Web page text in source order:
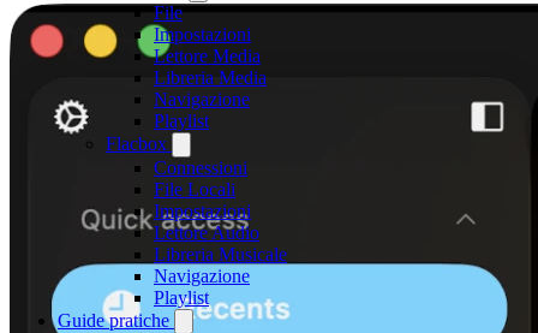
File
Impostazioni
Lettore Media
Libreria Media
Navigazione
Playlist
Flacbox
Connessioni
File Locali
Impostazioni
Lettore Audio
Libreria Musicale
Navigazione
Playlist
Guide pratiche